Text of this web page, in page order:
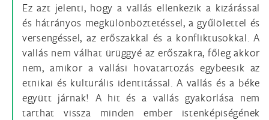
Ez azt jelenti, hogy a vallás ellenkezik a kizárással
és hátrányos megkülönböztetéssel, a gyűlölettel és
versengéssel, az erőszakkal és a konfliktusokkal. A
vallás nem válhat ürüggyé az erőszakra, főleg akkor
nem, amikor a vallási hovatartozás egybeesik az
etnikai és kulturális identitással. A vallás és a béke
együtt járnak! A hit és a vallás gyakorlása nem
tarthat vissza minden ember istenképiségének